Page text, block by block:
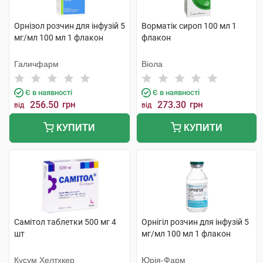
Орнізол розчин для інфузій 5
мг/мл 100 мл 1 флакон
Галичфарм
Є в наявності
від 256.50 грн
КУПИТИ
Ворматік сироп 100 мл 1
флакон
Віола
Є в наявності
від 273.30 грн
КУПИТИ
Самітол таблетки 500 мг 4
шт
Кусум Хелтхкер
Орнігіл розчин для інфузій 5
мг/мл 100 мл 1 флакон
Юрія-Фарм